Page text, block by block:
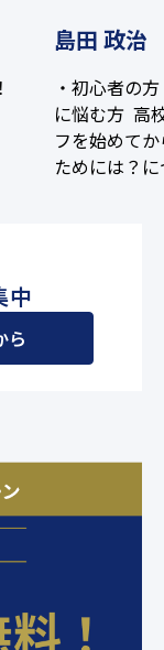
島田 政治
・初心者の
に悩む方 高
フを始めて
ためには？
中
ら